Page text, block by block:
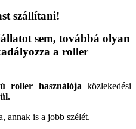
szállítani!
sem, továbbá olyan
a roller
roller használója közlekedési
annak is a jobb szélét.